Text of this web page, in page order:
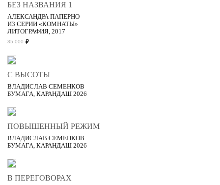
БЕЗ НАЗВАНИЯ 1
АЛЕКСАНДРА ПАПЕРНО
ИЗ СЕРИИ «КОМНАТЫ»
ЛИТОГРАФИЯ, 2017
85 000 ₽
С ВЫСОТЫ
ВЛАДИСЛАВ СЕМЕНКОВ
БУМАГА, КАРАНДАШ 2026
ПОВЫШЕННЫЙ РЕЖИМ
ВЛАДИСЛАВ СЕМЕНКОВ
БУМАГА, КАРАНДАШ 2026
В ПЕРЕГОВОРАХ